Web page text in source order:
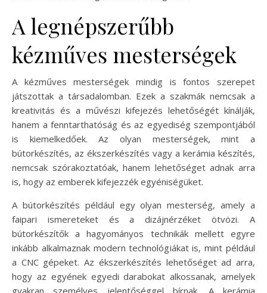
A legnépszerűbb
kézműves mesterségek
A kézműves mesterségek mindig is fontos szerepet
játszottak a társadalomban. Ezek a szakmák nemcsak a
kreativitás és a művészi kifejezés lehetőségét kínálják,
hanem a fenntarthatóság és az egyediség szempontjából
is kiemelkedőek. Az olyan mesterségek, mint a
bútorkészítés, az ékszerkészítés vagy a kerámia készítés,
nemcsak szórakoztatóak, hanem lehetőséget adnak arra
is, hogy az emberek kifejezzék egyéniségüket.
A bútorkészítés például egy olyan mesterség, amely a
faipari ismereteket és a dizájnérzéket ötvözi. A
bútorkészítők a hagyományos technikák mellett egyre
inkább alkalmaznak modern technológiákat is, mint például
a CNC gépeket. Az ékszerkészítés lehetőséget ad arra,
hogy az egyének egyedi darabokat alkossanak, amelyek